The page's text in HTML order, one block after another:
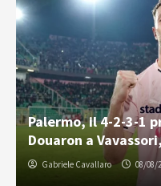
Palermo, il 4-2-3-1
Douaron a
Gabriele Cavallaro 08/08/